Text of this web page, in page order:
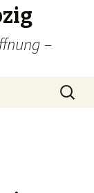
–
Suchen
nach: